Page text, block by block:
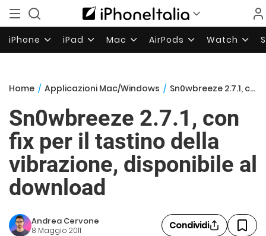
iPhone iPad Mac AirPods Watch
Home / Applicazioni Mac/Windows / Sn0wbreeze 2.7.1, con fix per il tastino della vibrazione, disponibile al download
Sn0wbreeze 2.7.1, con
fix per il tastino della
vibrazione, disponibile al
download
Andrea Cervone
8 Maggio 2011 Condividi